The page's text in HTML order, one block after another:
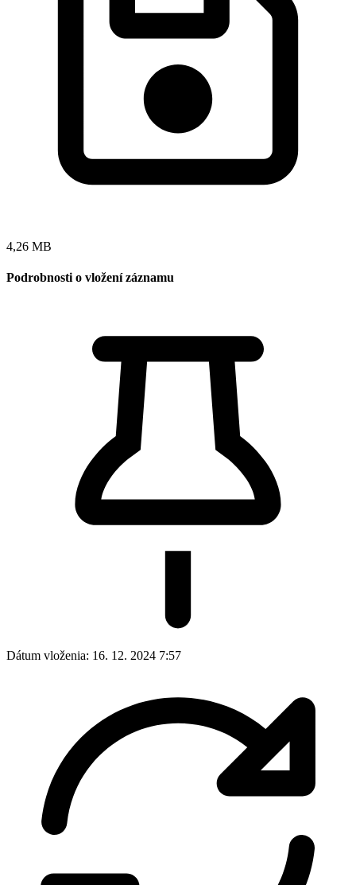
4,26 MB
Podrobnosti o vložení záznamu
Dátum vloženia: 16. 12. 2024 7:57